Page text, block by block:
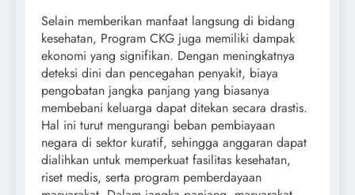
Selain memberikan manfaat langsung di bidang
kesehatan, Program CKG juga memiliki dampak
ekonomi yang signifikan. Dengan meningkatnya
deteksi dini dan pencegahan penyakit, biaya
pengobatan jangka panjang yang biasanya
membebani keluarga dapat ditekan secara drastis.
Hal ini turut mengurangi beban pembiayaan
negara di sektor kuratif, sehingga anggaran dapat
dialihkan untuk memperkuat fasilitas kesehatan,
riset medis, serta program pemberdayaan